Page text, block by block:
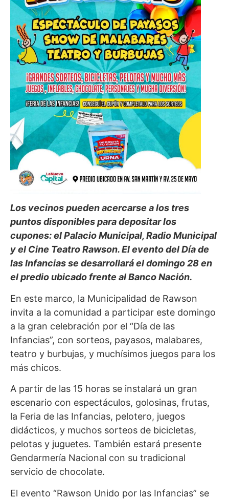
Los vecinos pueden acercarse a los tres
puntos disponibles para depositar los
cupones: el Palacio Municipal, Radio Municipal
y el Cine Teatro Rawson. El evento del Día de
las Infancias se desarrollará el domingo 28 en
el predio ubicado frente al Banco Nación.
En este marco, la Municipalidad de Rawson
invita a la comunidad a participar este domingo
a la gran celebración por el “Día de las
Infancias”, con sorteos, payasos, malabares,
teatro y burbujas, y muchísimos juegos para los
más chicos.
A partir de las 15 horas se instalará un gran
escenario con espectáculos, golosinas, frutas,
la Feria de las Infancias, pelotero, juegos
didácticos, y muchos sorteos de bicicletas,
pelotas y juguetes. También estará presente
Gendarmería Nacional con su tradicional
servicio de chocolate.
El evento “Rawson Unido por las Infancias” se